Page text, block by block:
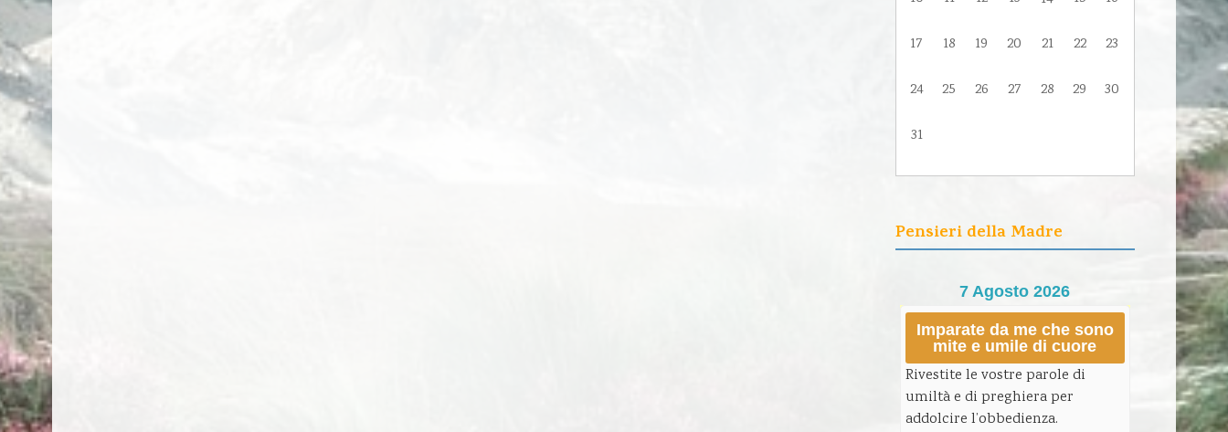
17 18 19 20 21 22 23
24 25 26 27 28 29 30
31
Pensieri della Madre
7 Agosto 2026
Imparate da me che sono
mite e umile di cuore
Rivestite le vostre parole di
umiltà e di preghiera per
addolcire l’obbedienza.